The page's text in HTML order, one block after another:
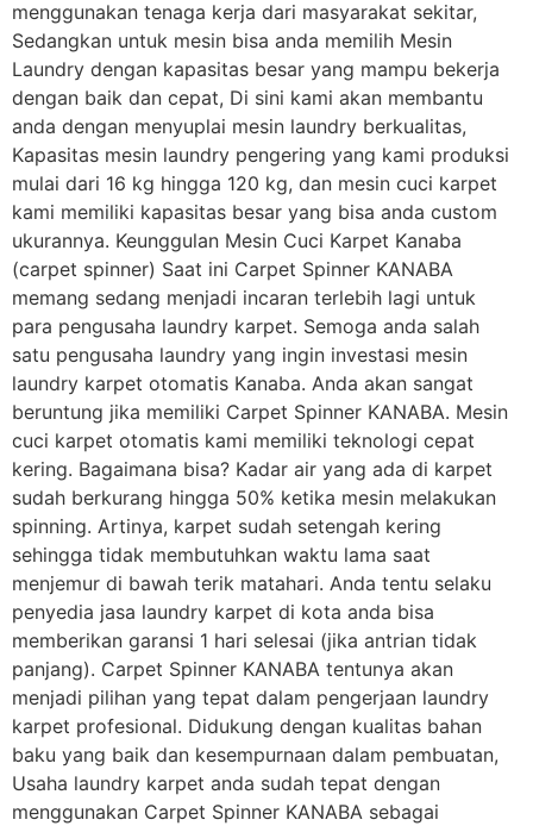
menggunakan tenaga kerja dari masyarakat sekitar,
Sedangkan untuk mesin bisa anda memilih Mesin
Laundry dengan kapasitas besar yang mampu bekerja
dengan baik dan cepat, Di sini kami akan membantu
anda dengan menyuplai mesin laundry berkualitas,
Kapasitas mesin laundry pengering yang kami produksi
mulai dari 16 kg hingga 120 kg, dan mesin cuci karpet
kami memiliki kapasitas besar yang bisa anda custom
ukurannya. Keunggulan Mesin Cuci Karpet Kanaba
(carpet spinner) Saat ini Carpet Spinner KANABA
memang sedang menjadi incaran terlebih lagi untuk
para pengusaha laundry karpet. Semoga anda salah
satu pengusaha laundry yang ingin investasi mesin
laundry karpet otomatis Kanaba. Anda akan sangat
beruntung jika memiliki Carpet Spinner KANABA. Mesin
cuci karpet otomatis kami memiliki teknologi cepat
kering. Bagaimana bisa? Kadar air yang ada di karpet
sudah berkurang hingga 50% ketika mesin melakukan
spinning. Artinya, karpet sudah setengah kering
sehingga tidak membutuhkan waktu lama saat
menjemur di bawah terik matahari. Anda tentu selaku
penyedia jasa laundry karpet di kota anda bisa
memberikan garansi 1 hari selesai (jika antrian tidak
panjang). Carpet Spinner KANABA tentunya akan
menjadi pilihan yang tepat dalam pengerjaan laundry
karpet profesional. Didukung dengan kualitas bahan
baku yang baik dan kesempurnaan dalam pembuatan,
Usaha laundry karpet anda sudah tepat dengan
menggunakan Carpet Spinner KANABA sebagai